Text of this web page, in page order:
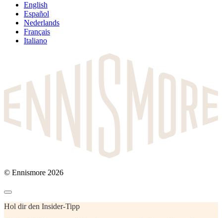
English
Español
Nederlands
Français
Italiano
© Ennismore 2026
Hol dir den Insider-Tipp